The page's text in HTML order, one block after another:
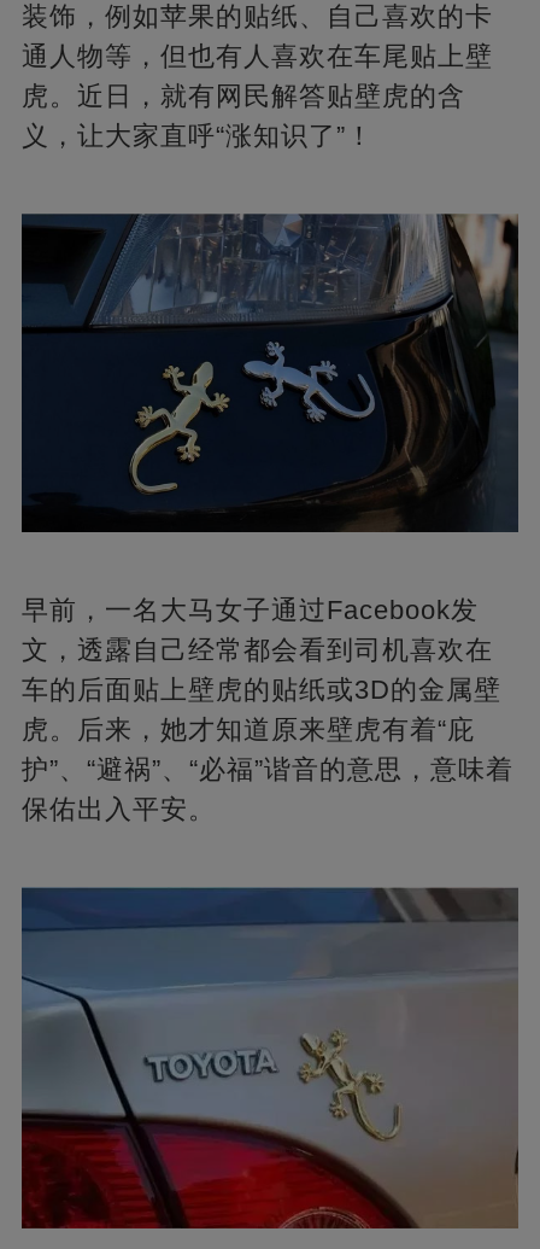
装饰，例如苹果的贴纸、自己喜欢的卡
通人物等，但也有人喜欢在车尾贴上壁
虎。近日，就有网民解答贴壁虎的含
义，让大家直呼“涨知识了”！
早前，一名大马女子通过Facebook发
文，透露自己经常都会看到司机喜欢在
车的后面贴上壁虎的贴纸或3D的金属壁
虎。后来，她才知道原来壁虎有着“庇
护”、“避祸”、“必福”谐音的意思，意味着
保佑出入平安。